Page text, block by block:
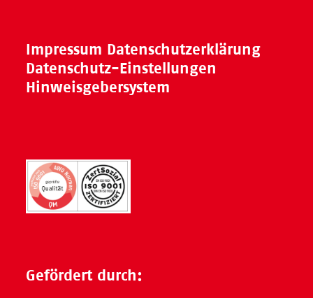
Impressum Datenschutzerklärung
Datenschutz-Einstellungen
Hinweisgebersystem
Gefördert durch: